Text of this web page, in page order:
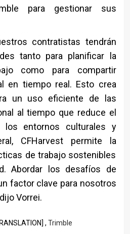
para gestionar sus
contratistas tendrán
tanto para planificar la
como para compartir
en tiempo real. Esto crea
un uso eficiente de las
al tiempo que reduce el
los entornos culturales y
CFHarvest permite la
de trabajo sostenibles
Abordar los desafíos de
factor clave para nosotros
Vorrei.
, Trimble